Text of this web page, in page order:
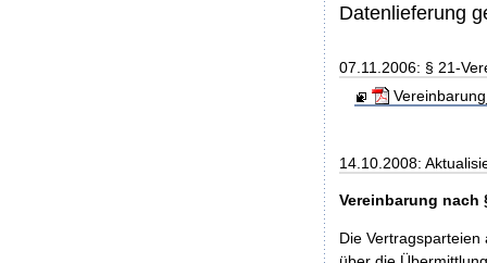
Datenlieferung
07.11.2006: § 21-
14.10.2008:
Vereinbarung nach
Die